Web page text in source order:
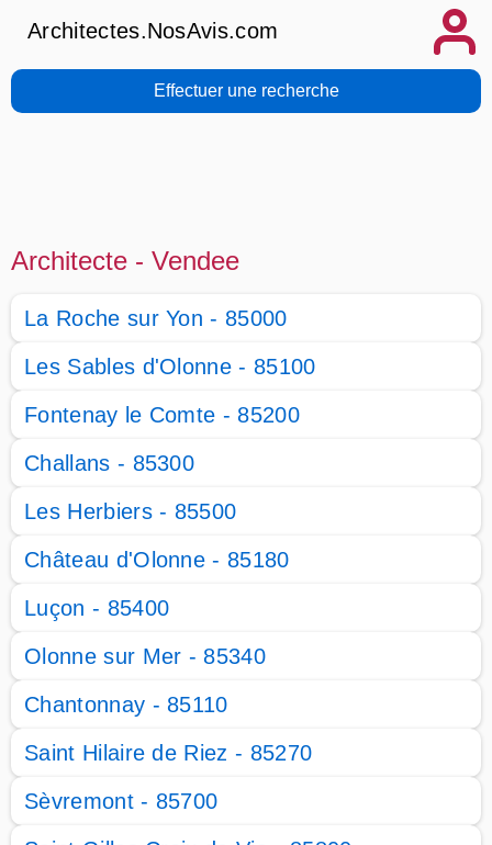
Architectes.NosAvis.com
Effectuer une recherche
Architecte - Vendee
La Roche sur Yon - 85000
Les Sables d'Olonne - 85100
Fontenay le Comte - 85200
Challans - 85300
Les Herbiers - 85500
Château d'Olonne - 85180
Luçon - 85400
Olonne sur Mer - 85340
Chantonnay - 85110
Saint Hilaire de Riez - 85270
Sèvremont - 85700